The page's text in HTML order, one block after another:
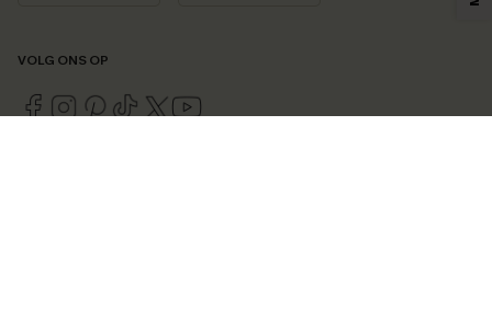
VOLG ONS OP